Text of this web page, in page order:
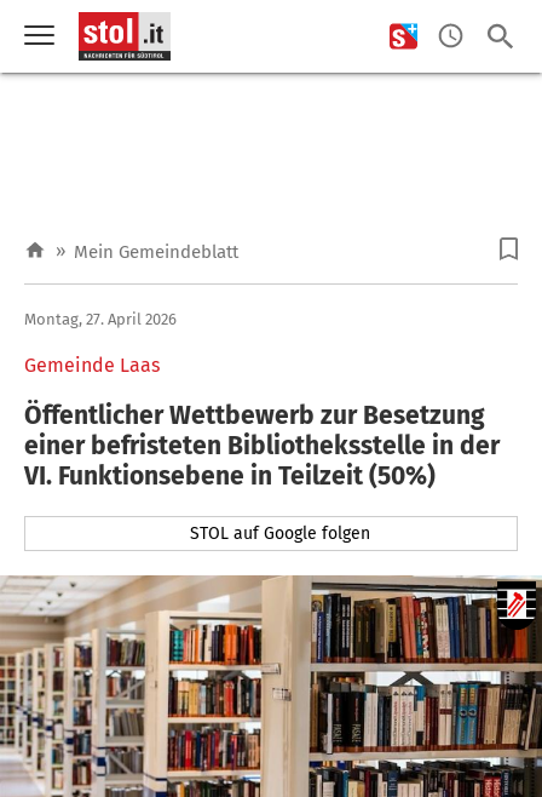
» Mein Gemeindeblatt
Gemeinde Laas
Montag, 27. April 2026
Öffentlicher Wettbewerb zur Besetzung
einer befristeten Bibliotheksstelle in der
VI. Funktionsebene in Teilzeit (50%)
STOL auf Google folgen